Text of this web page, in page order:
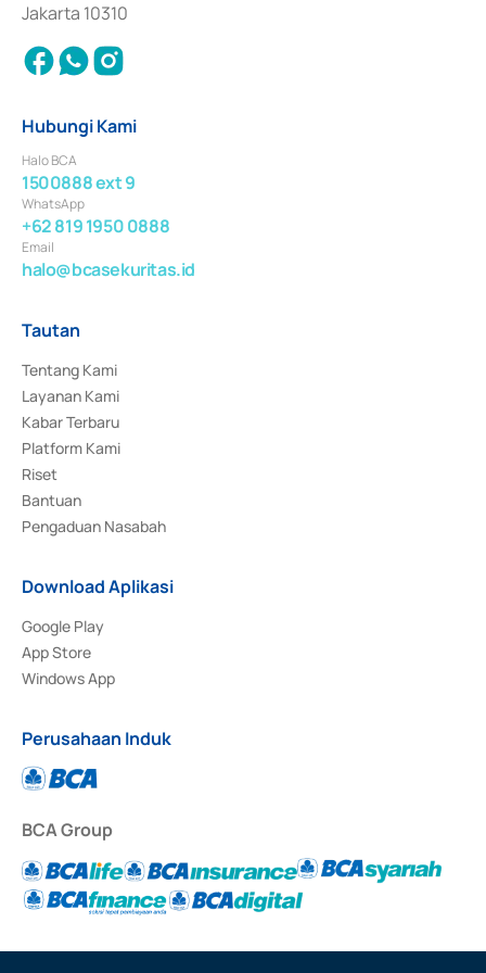
Jakarta 10310
Hubungi Kami
Halo BCA
1500888 ext 9
WhatsApp
+62 819 1950 0888
Email
halo@bcasekuritas.id
Tautan
Tentang Kami
Layanan Kami
Kabar Terbaru
Platform Kami
Riset
Bantuan
Pengaduan Nasabah
Download Aplikasi
Google Play
App Store
Windows App
Perusahaan Induk
BCA Group